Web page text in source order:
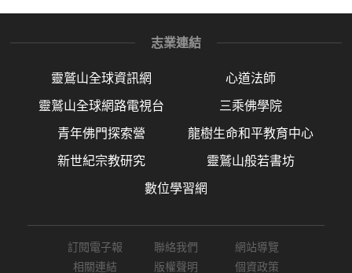
志業連結
靈鷲山全球資訊網 心道法師
靈鷲山全球網路電視台 三乘佛學院
青年佛門探索營 龍樹生命和平教育中心
新世紀宗教研究 靈鷲山般若書坊
數位學習網
訂閱電子報 聯絡我們
網站導覽
相關連結
版權聲明 個資政策